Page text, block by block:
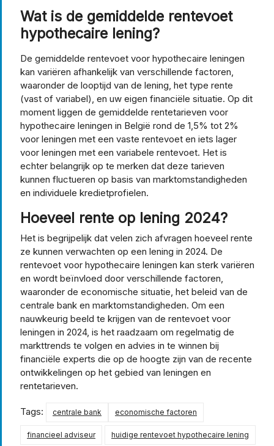
Wat is de gemiddelde rentevoet
hypothecaire lening?
De gemiddelde rentevoet voor hypothecaire leningen
kan variëren afhankelijk van verschillende factoren,
waaronder de looptijd van de lening, het type rente
(vast of variabel), en uw eigen financiële situatie. Op dit
moment liggen de gemiddelde rentetarieven voor
hypothecaire leningen in België rond de 1,5% tot 2%
voor leningen met een vaste rentevoet en iets lager
voor leningen met een variabele rentevoet. Het is
echter belangrijk op te merken dat deze tarieven
kunnen fluctueren op basis van marktomstandigheden
en individuele kredietprofielen.
Hoeveel rente op lening 2024?
Het is begrijpelijk dat velen zich afvragen hoeveel rente
ze kunnen verwachten op een lening in 2024. De
rentevoet voor hypothecaire leningen kan sterk variëren
en wordt beïnvloed door verschillende factoren,
waaronder de economische situatie, het beleid van de
centrale bank en marktomstandigheden. Om een
nauwkeurig beeld te krijgen van de rentevoet voor
leningen in 2024, is het raadzaam om regelmatig de
markttrends te volgen en advies in te winnen bij
financiële experts die op de hoogte zijn van de recente
ontwikkelingen op het gebied van leningen en
rentetarieven.
Tags: centrale bank economische factoren
financieel adviseur huidige rentevoet hypothecaire lening